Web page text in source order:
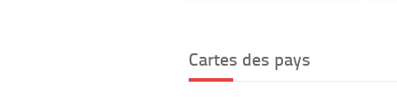
Cartes des pays